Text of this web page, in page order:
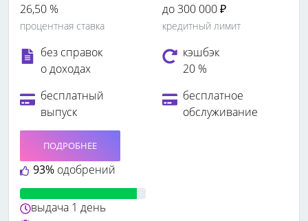
26,50 %
процентная ставка
до 300 000 ₽
кредитный лимит
без справок
о доходах
кэшбэк
20 %
бесплатный
выпуск
бесплатное
обслуживание
93% одобрений
ПОДРОБНЕЕ
выдача 1 день